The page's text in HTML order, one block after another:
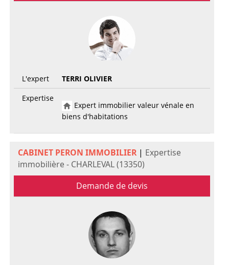
L'expert
TERRI OLIVIER
Expertise
Expert immobilier valeur vénale en
biens d'habitations
CABINET PERON IMMOBILIER| Expertise
immobilière - CHARLEVAL (13350)
Demande de devis